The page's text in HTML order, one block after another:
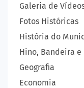
Galeria de
Fotos Históricas
História do
Hino, Bandeira e
Geografia
Economia